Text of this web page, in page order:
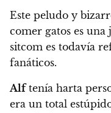
Este peludo y
comer gatos es una
sitcom es todavía
fanáticos.
Alftenía harta
era un total